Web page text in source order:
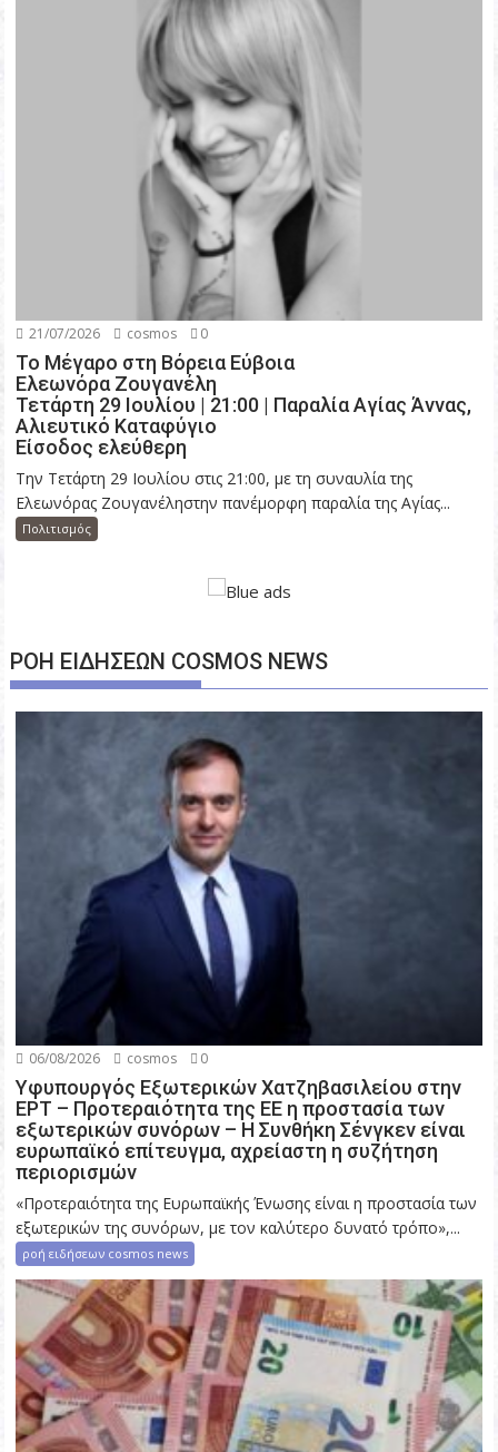
21/07/2026 cosmos 0
Το Μέγαρο στη Βόρεια Εύβοια
Ελεωνόρα Ζουγανέλη
Τετάρτη 29 Ιουλίου | 21:00 | Παραλία Αγίας Άννας,
Αλιευτικό Καταφύγιο
Είσοδος ελεύθερη
Την Τετάρτη 29 Ιουλίου στις 21:00, με τη συναυλία της
Ελεωνόρας Ζουγανέληστην πανέμορφη παραλία της Αγίας...
Πολιτισμός
ΡΟΗ ΕΙΔΗΣΕΩΝ COSMOS NEWS
06/08/2026 cosmos 0
Υφυπουργός Εξωτερικών Χατζηβασιλείου στην
ΕΡΤ – Προτεραιότητα της ΕΕ η προστασία των
εξωτερικών συνόρων – Η Συνθήκη Σένγκεν είναι
ευρωπαϊκό επίτευγμα, αχρείαστη η συζήτηση
περιορισμών
«Προτεραιότητα της Ευρωπαϊκής Ένωσης είναι η προστασία των
εξωτερικών της συνόρων, με τον καλύτερο δυνατό τρόπο»,...
ροή ειδήσεων cosmos news